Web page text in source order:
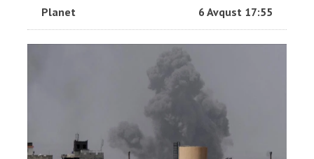
Planet 6 Avqust 17:55